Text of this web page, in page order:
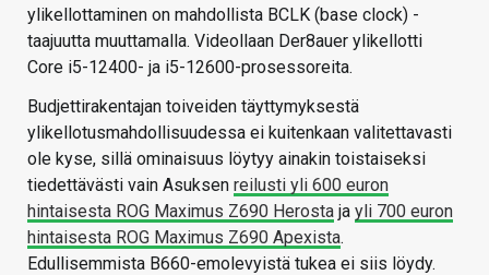
ylikellottaminen on mahdollista BCLK (base clock) -
taajuutta muuttamalla. Videollaan Der8auer ylikellotti
Core i5-12400- ja i5-12600-prosessoreita.
Budjettirakentajan toiveiden täyttymyksestä
ylikellotusmahdollisuudessa ei kuitenkaan valitettavasti
ole kyse, sillä ominaisuus löytyy ainakin toistaiseksi
tiedettävästi vain Asuksen reilusti yli 600 euron
hintaisesta ROG Maximus Z690 Herosta ja yli 700 euron
hintaisesta ROG Maximus Z690 Apexista.
Edullisemmista B660-emolevyistä tukea ei siis löydy.